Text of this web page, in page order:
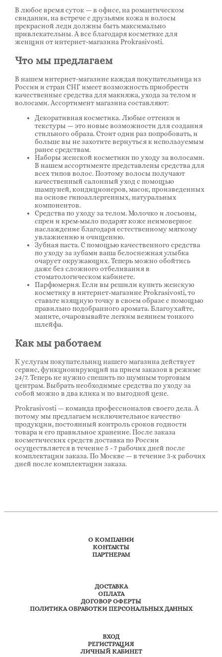
В любое время суток — в офисе, на романтическом
свидании, на встрече с друзьями кожа и волосы
прекрасной леди должны быть максимально
привлекательны. А все благодаря косметике для
женщин от интернет-магазина Prokrasivosti.
Что мы предлагаем
В нашем интернет-магазине каждая покупательница из
России и стран СНГ имеет возможность приобрести
качественные средства для макияжа, ухода за телом и
волосами. Ассортимент магазина составляют:
Декоративная косметика. Любые оттенки и
текстуры — это новые возможности для создания
стильного образа. Стоит один раз попробовать, и
больше вы не захотите вернуться к используемым
ранее средствам.
Наборы женской косметики по уходу за волосами.
В нашем ассортименте представлены средства для
всех типов волос. Поэтому волосы получают
качественный салонный уход с помощью
шампуней, кондиционеров, масок, произведенных
на основе гипоаллергенных, натуральных
компонентов.
Средства по уходу за телом. Молочко и лосьоны,
спреи и крем-мыло подарят коже неимоверное
наслаждение благодаря естественному мягкому
увлажнению и очищению.
Зубная паста. С помощью качественного средства
по уходу за зубами ваша белоснежная улыбка
очарует окружающих. Теперь можно обойтись
даже без сложного отбеливания в
стоматологическом кабинете.
Парфюмерия. Если вы решили купить женскую
косметику в интернет-магазине Prokrasivosti, то
ставьте изящную точку в своем образе с помощью
правильно подобранного аромата. Благоухайте,
маните, очаровывайте легким веянием тонкого
шлейфа.
Как мы работаем
К услугам покупательниц нашего магазина действует
сервис, функционирующий на прием заказов в режиме
24/7. Теперь не нужно спешить по шумным торговым
центрам. Выбрать необходимые средства по уходу за
собой можно в два клика и по выгодной цене.
Prokrasivosti — команда профессионалов своего дела. А
потому мы предлагаем исключительное качество
продукции, постоянный контроль сроков годности
товара и его правильное хранение. После заказа
косметических средств доставка по России
осуществляется в течение 5 - 7 рабочих дней после
комплектации заказа. По Москве — в течение 3-х рабочих
дней после комплектации заказа.
О КОМПАНИИ
КОНТАКТЫ
ПАРТНЕРАМ
ДОСТАВКА
ОПЛАТА
ДОГОВОР ОФЕРТЫ
ПОЛИТИКА ОБРАБОТКИ ПЕРСОНАЛЬНЫХ ДАННЫХ
ВХОД
РЕГИСТРАЦИЯ
ЛИЧНЫЙ КАБИНЕТ